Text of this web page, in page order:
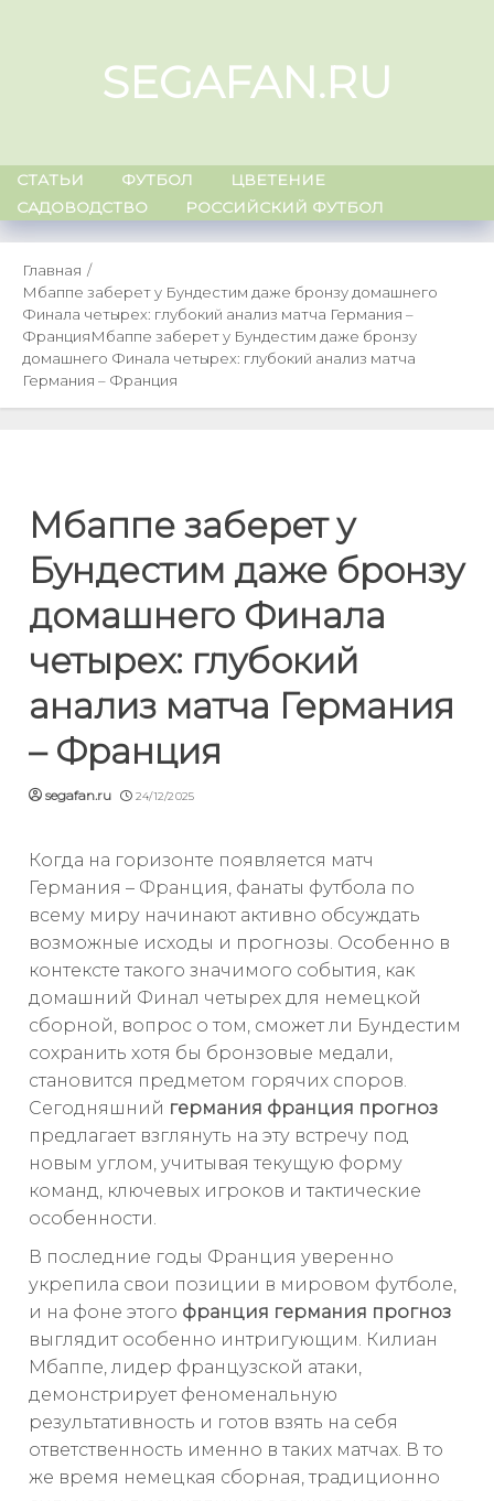
SEGAFAN.RU
СТАТЬИ ФУТБОЛ
ЦВЕТЕНИЕ
САДОВОДСТВО
РОССИЙСКИЙ ФУТБОЛ
Главная
Мбаппе заберет у Бундестим даже бронзу домашнего
Финала четырех: глубокий анализ матча Германия –
ФранцияМбаппе заберет у Бундестим даже бронзу
домашнего Финала четырех: глубокий анализ матча
Германия – Франция
Мбаппе заберет у
Бундестим даже бронзу
домашнего Финала
четырех: глубокий
анализ матча Германия
– Франция
segafan.ru 24/12/2025
Когда на горизонте появляется матч
Германия – Франция, фанаты футбола по
всему миру начинают активно обсуждать
возможные исходы и прогнозы. Особенно в
контексте такого значимого события, как
домашний Финал четырех для немецкой
сборной, вопрос о том, сможет ли Бундестим
сохранить хотя бы бронзовые медали,
становится предметом горячих споров.
Сегодняшний германия франция прогноз
предлагает взглянуть на эту встречу под
новым углом, учитывая текущую форму
команд, ключевых игроков и тактические
особенности.
В последние годы Франция уверенно
укрепила свои позиции в мировом футболе,
и на фоне этого франция германия прогноз
выглядит особенно интригующим. Килиан
Мбаппе, лидер французской атаки,
демонстрирует феноменальную
результативность и готов взять на себя
ответственность именно в таких матчах. В то
же время немецкая сборная, традиционно